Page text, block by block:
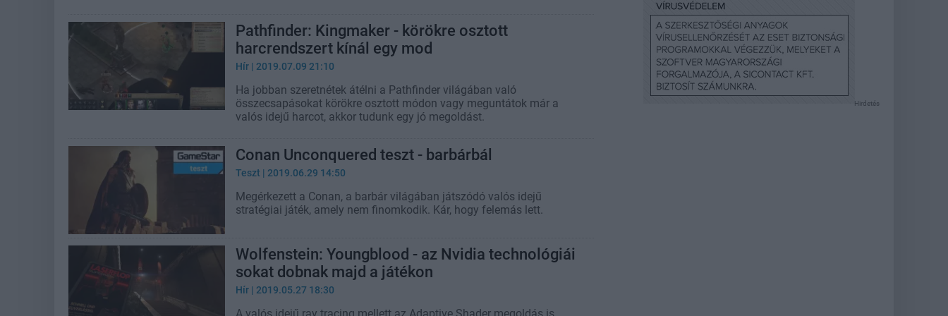
Pathfinder: Kingmaker - körökre osztott
harcrendszert kínál egy mod
Hír | 2019.07.09 21:10
Ha jobban szeretnétek átélni a Pathfinder világában való
összecsapásokat körökre osztott módon vagy meguntátok már a
valós idejű harcot, akkor tudunk egy jó megoldást.
Conan Unconquered teszt - barbárbál
Teszt | 2019.06.29 14:50
Megérkezett a Conan, a barbár világában játszódó valós idejű
stratégiai játék, amely nem finomkodik. Kár, hogy felemás lett.
Wolfenstein: Youngblood - az Nvidia technológiái
sokat dobnak majd a játékon
Hír | 2019.05.27 18:30
A valós idejű ray tracing mellett az Adaptive Shader megoldás is
Hirdetés